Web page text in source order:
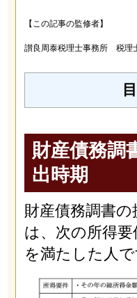
【この記事の監修者】
讃良周泰税理士事務所 税
財産債務調
出時期
財産債務調書
は、次の所得
を満たした人で